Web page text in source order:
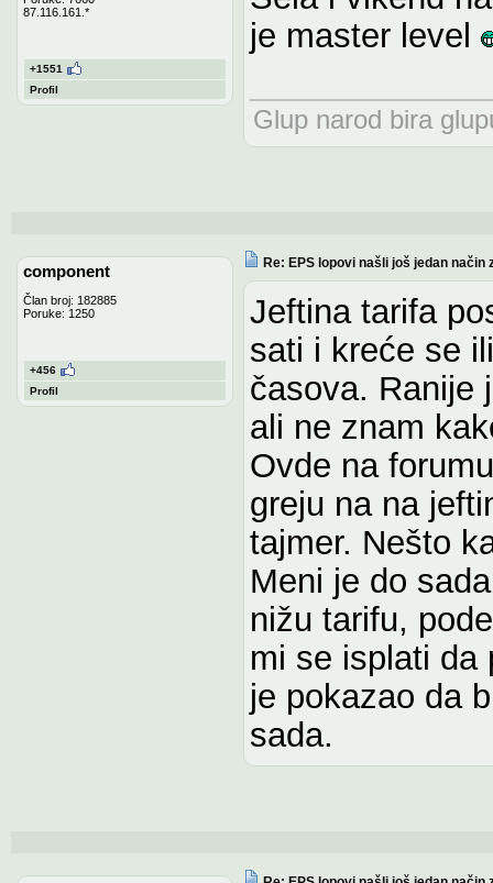
87.116.161.*
+1551
Profil
je master level
Glup narod bira
component
Član broj: 182885
Poruke: 1250
+456
Profil
Re: EPS lopovi našli još jedan način
Jeftina tarifa
sati i kreće se
časova. Ranije
ali ne znam
Ovde na
greju na na
tajmer. Nešto
Meni je do
nižu tarifu,
mi se isplati da
je pokazao da
sada.